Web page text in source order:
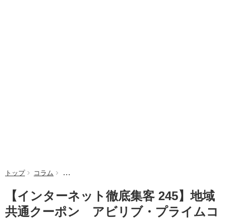
トップ コラム 【インターネット徹底集客 245】地域共通クーポン
【インターネット徹底集客 245】地域
共通クーポン アビリブ・プライムコ